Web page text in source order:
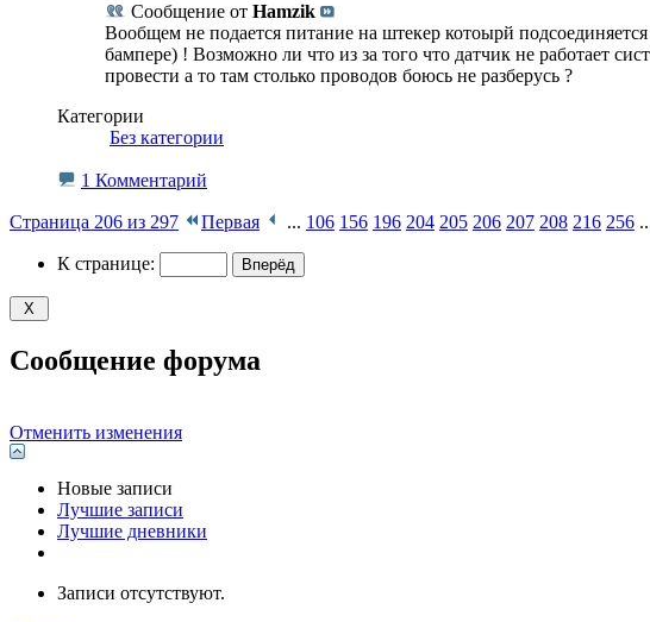
Сообщение от Hamzik
Вообщем не подается питание на штекер котоырй
бампере) ! Возможно ли что из за того что датчик не работает
провести а то там столько проводов боюсь не разберусь ?
Категории
Без категории
1 Комментарий
Страница 206 из 297 Первая ... 106 156 196 204 205 206 207 208 216 256
К странице:
Сообщение форума
Отменить изменения
Новые записи
Лучшие записи
Лучшие дневники
Записи отсутствуют.